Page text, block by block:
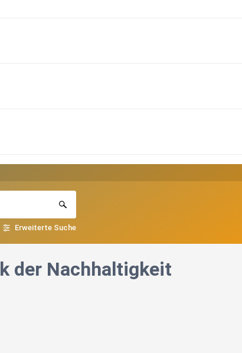
Erweiterte Suche
der Nachhaltigkeit